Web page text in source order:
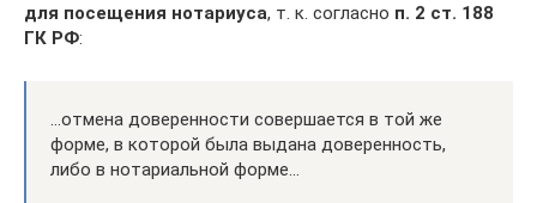
для посещения нотариуса, т. к. согласно п. 2 ст. 188
ГК РФ:
…отмена доверенности совершается в той же
форме, в которой была выдана доверенность,
либо в нотариальной форме…